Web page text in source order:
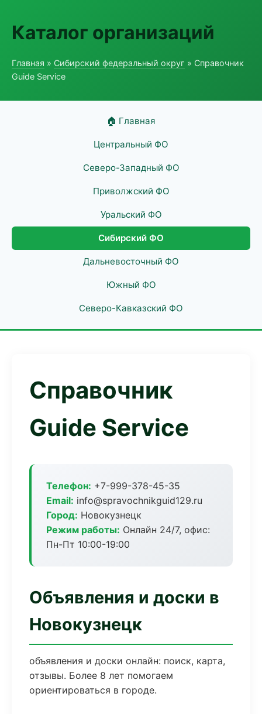
Каталог организаций
Главная » Сибирский федеральный округ » Справочник
Guide Service
🏠 Главная
Центральный ФО
Северо-Западный ФО
Приволжский ФО
Уральский ФО
Сибирский ФО
Дальневосточный ФО
Южный ФО
Северо-Кавказский ФО
Справочник
Guide Service
Телефон: +7-999-378-45-35
Email: info@spravochnikguid129.ru
Город: Новокузнецк
Режим работы: Онлайн 24/7, офис:
Пн-Пт 10:00-19:00
Объявления и доски в
Новокузнецк
объявления и доски онлайн: поиск, карта,
отзывы. Более 8 лет помогаем
ориентироваться в городе.